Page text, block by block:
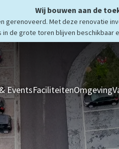
Wij bouwen aan de
gerenoveerd. Met deze renovatie
in de grote toren blijven beschikbaar
EventsFaciliteitenOmgeving